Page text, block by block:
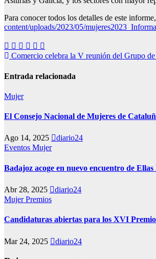
Para conocer todos los detalles de este
content/uploads/2023/05/
Navegación
de
Comercio celebra la V reunión del Grupo
Entrada relacionada
Mujer
El Consejo Nacional de Mujeres de
Ago 14, 2025
diario24
Eventos Mujer
Badajoz acoge en nuevo encuentro de
Abr 28, 2025
diario24
MujerPremios
Candidaturas abiertas para los XVI
Mar 24, 2025 diario24